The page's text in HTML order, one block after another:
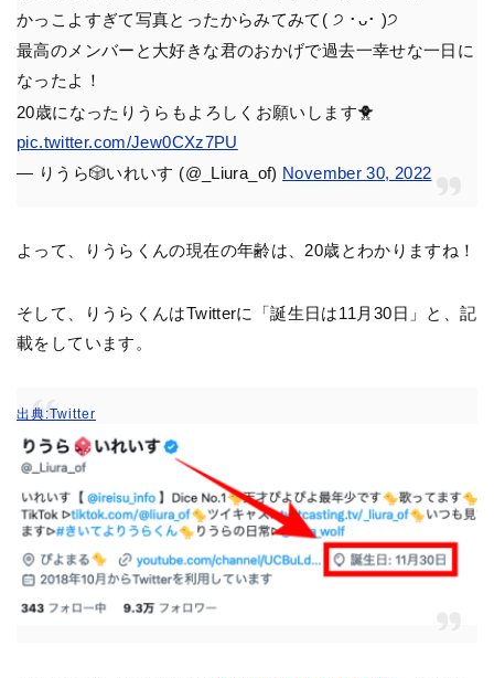
かっこよすぎて写真とったからみてみて( ੭ ･ᴗ･ )੭
最高のメンバーと大好きな君のおかげで過去一幸せな一日に
なったよ！
20歳になったりうらもよろしくお願いします🐥
pic.twitter.com/Jew0CXz7PU
— りうら🎲いれいす (@_Liura_of) November 30, 2022
よって、りうらくんの現在の年齢は、20歳とわかりますね！
そして、りうらくんはTwitterに「誕生日は11月30日」と、記
載をしています。
出典:Twitter